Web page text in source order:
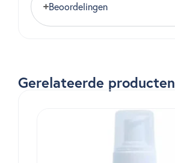
Beoordelingen
Gerelateerde producten